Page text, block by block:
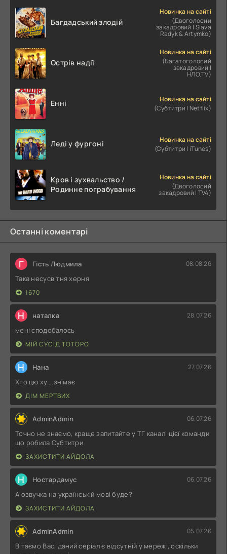
Багдадський злодій
Новинка на сайті
(Двоголосий
закадровий | Slava
Radyk & Artymko)
Острів надії
Новинка на сайті
(Багатоголосий
закадровий |
НЛО.TV)
Енні
Новинка на сайті
(Субтитри | Netflix)
Леді у фургоні
Новинка на сайті
(Субтитри | iTunes)
Кров і зухвальство /
Родинне пограбування
Новинка на сайті
(Двоголосий
закадровий | TV4)
Останні коментарі
Г Гість Людмила 08.08.26
Така несусвітня херня
1670
Н наталка 28.07.26
мені сподобалось
МІЙ СУСІД ТОТОРО
Н Нана 27.07.26
Хто цю ху....знімає
ДІМ МЕРТВИХ
AdminAdmin 06.07.26
Точно не знаємо, краще запитайте у ТГ каналі цієї команди
що робила Субтитри
ЗАХИСТИТИ АЙДОЛА
Н Ностардамус 06.07.26
А озвучка на українській мові буде?
ЗАХИСТИТИ АЙДОЛА
AdminAdmin 05.07.26
Вітаємо Вас, даний серіал є відсутній у мережі, оскільки